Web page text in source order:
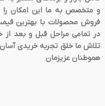
و متخصص به ما این امکان را
فروش محصولات با بهترین قیمت
در تمامی مراحل قبل و بعد از
تلاش ما خلق تجربه خریدی آسان
هموطنان عزیزمان